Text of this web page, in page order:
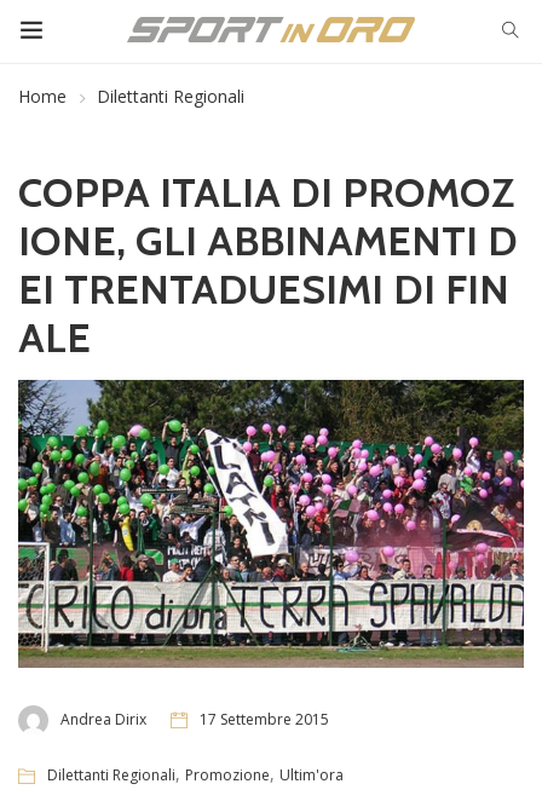
Home Dilettanti Regionali
COPPA ITALIA DI PROMOZ
IONE, GLI ABBINAMENTI D
EI TRENTADUESIMI DI FIN
ALE
Andrea Dirix 17 Settembre 2015
Dilettanti Regionali, Promozione, Ultim'ora